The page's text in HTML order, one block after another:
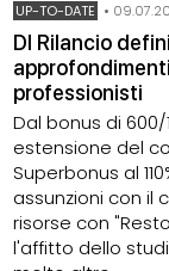
UP-TO-DATE •
Dl Rilancio
professionisti
Dal bonus di
estensione del
Superbonus al
assunzioni con il
risorse con
l'affitto dello